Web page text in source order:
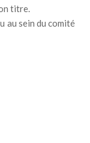
titre.
au sein du comité